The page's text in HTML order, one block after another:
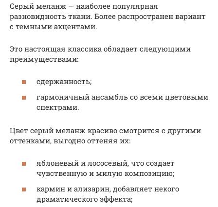
Серый меланж — наиболее популярная
разновидность ткани. Более распространен вариант
с темными акцентами.
Это настоящая классика обладает следующими
преимуществами:
сдержанность;
гармоничный ансамбль со всеми цветовыми
спектрами.
Цвет серый меланж красиво смотрится с другими
оттенками, выгодно оттеняя их:
яблоневый и лососевый, что создает
чувственную и милую композицию;
кармин и ализарин, добавляет некого
драматического эффекта;